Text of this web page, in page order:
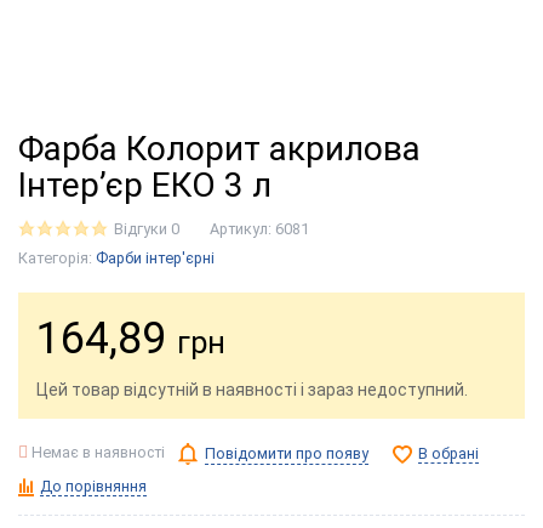
Фарба Колорит акрилова
Інтер’єр ЕКО 3 л
Відгуки 0 Артикул: 6081
Категорія: Фарби інтер'єрні
164,89 грн
Цей товар відсутній в наявності і зараз недоступний.
Немає в наявності Повідомити про появу
В обрані
До порівняння